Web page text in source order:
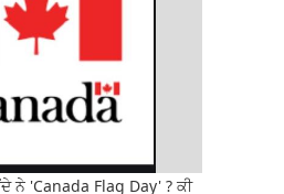
ਨੇ 'Canada Flag Day' ? ਕੀ